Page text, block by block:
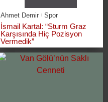
Ahmet Demir Spor
İsmail Kartal: “Sturm Graz
Karşısında Hiç Pozisyon
Vermedik”